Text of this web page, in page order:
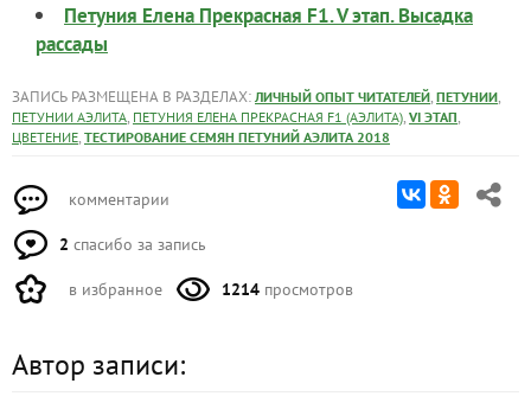
Петуния Елена Прекрасная F1. V этап. Высадка
рассады
ЗАПИСЬ РАЗМЕЩЕНА В РАЗДЕЛАХ: ЛИЧНЫЙ ОПЫТ ЧИТАТЕЛЕЙ, ПЕТУНИИ,
ПЕТУНИИ АЭЛИТА, ПЕТУНИЯ ЕЛЕНА ПРЕКРАСНАЯ F1 (АЭЛИТА), VI ЭТАП,
ЦВЕТЕНИЕ, ТЕСТИРОВАНИЕ СЕМЯН ПЕТУНИЙ АЭЛИТА 2018
комментарии
2 спасибо за запись
в избранное 1214 просмотров
Автор записи: